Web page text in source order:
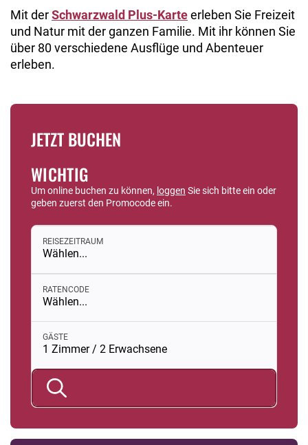
Mit derSchwarzwald Plus-Karteerleben Sie Freizeit
und Natur mit der ganzen Familie. Mit ihr können Sie
über 80 verschiedene Ausflüge und Abenteuer
erleben.
JETZT BUCHEN
WICHTIG
Um online buchen zu können, loggen Sie sich bitte ein oder
geben zuerst den Promocode ein.
REISEZEITRAUM
Wählen...
RATENCODE
Wählen...
GÄSTE
1 Zimmer / 2 Erwachsene